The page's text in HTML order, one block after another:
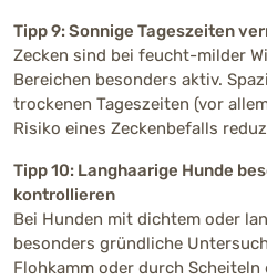
Tipp 9: Sonnige Tageszeiten
Zecken sind bei feucht-milder
Bereichen besonders aktiv.
trockenen Tageszeiten (vor
Risiko eines Zeckenbefalls
Tipp 10: Langhaarige Hunde
kontrollieren
Bei Hunden mit dichtem oder
besonders gründliche
Flohkamm oder durch Scheiteln